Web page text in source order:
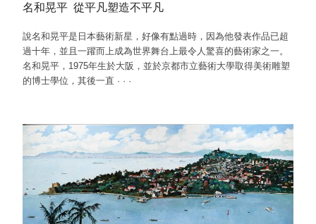
名和晃平 從平凡塑造不平凡
說名和晃平是日本藝術新星，好像有點過時，因為他發表作品已超
過十年，並且一躍而上成為世界舞台上最令人驚喜的藝術家之一。
名和晃平，1975年生於大阪，並於京都市立藝術大學取得美術雕塑
的博士學位，其後一直 · · ·